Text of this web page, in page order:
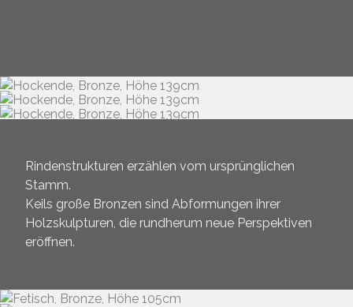
Rindenstrukturen erzählen vom ursprünglichen
Stamm.
Keils große Bronzen sind Abformungen ihrer
Holzskulpturen, die rundherum neue Perspektiven
eröffnen.